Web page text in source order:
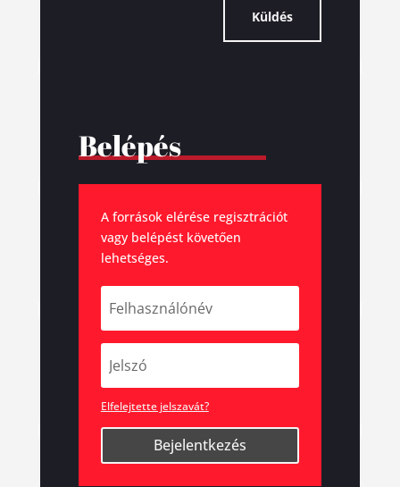
Küldés
Belépés
A források elérése regisztrációt
vagy belépést követően
lehetséges.
Elfelejtette jelszavát?
Bejelentkezés